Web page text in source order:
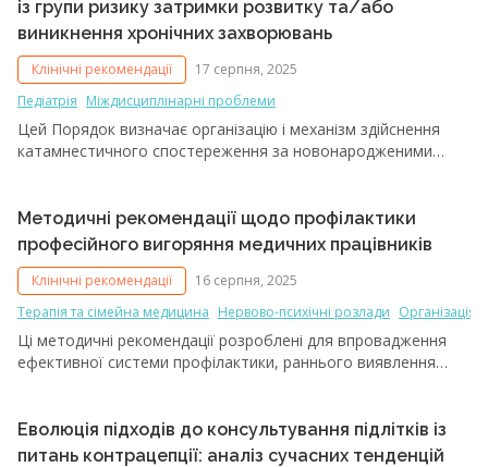
із групи ризику затримки розвитку та/або
виникнення хронічних захворювань
Клінічні рекомендації
17 серпня, 2025
Педіатрія Міждисциплінарні проблеми
Цей Порядок визначає організацію і механізм здійснення
катамнестичного спостереження за новонародженими
діти з групи ризику).
Методичні рекомендації щодо профілактики
професійного вигоряння медичних працівників
Клінічні рекомендації
16 серпня, 2025
Терапія та сімейна медицина Нервово-психічні розлади Організація
Ці методичні рекомендації розроблені для впровадження
ефективної системи профілактики, раннього виявлення
і національних стандартів охорони психічного здоров’я.
Еволюція підходів до консультування підлітків із
питань контрацепції: аналіз сучасних тенденцій